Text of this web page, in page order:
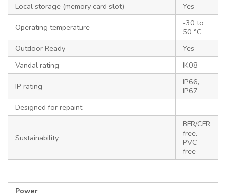
Local storage (memory card slot)
Yes
Operating temperature
-30 to
50 °C
Outdoor Ready
Yes
Vandal rating
IK08
IP rating
IP66,
IP67
Designed for repaint
–
Sustainability
BFR/CFR
free,
PVC
free